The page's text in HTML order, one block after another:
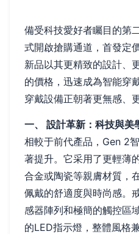
備受科技愛好者矚目的第
式開啟搶購通道，首發定
新品以其更精致的設計、
的價格，迅速成為智能穿
穿戴設備正朝著更無感、
一、 設計革新：科技與美
相較于前代產品，Gen 2
著提升。它采用了更輕薄
合金或陶瓷等親膚材質，
佩戴的舒適度與時尚感。
感器陣列和極簡的觸控區
的LED指示燈，整體風格